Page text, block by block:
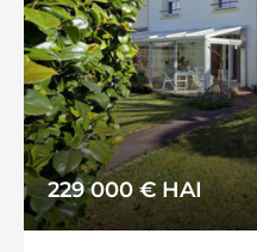
229 000 €HAI